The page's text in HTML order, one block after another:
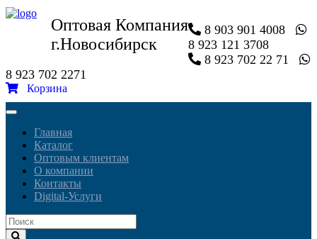
Оптовая Компания
г.Новосибирск
8 903 901 4008
8 923 121 3708
8 923 702 22 71
8 923 702 2271
Корзина
Toggle
navigationГлавная
Каталог
Оптовым клиентам
О компании
Контакты
Digital-Услуги